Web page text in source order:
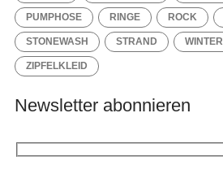
PUMPHOSE RINGE ROCK
STONEWASH STRAND WINTER
ZIPFELKLEID
Newsletter abonnieren